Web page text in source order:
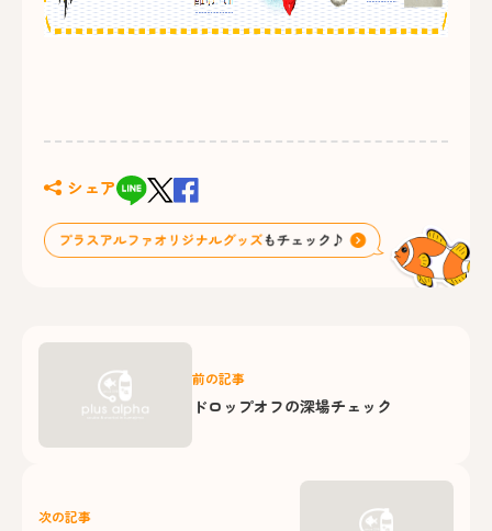
シェア
前の記事
ドロップオフの深場チェック
次の記事